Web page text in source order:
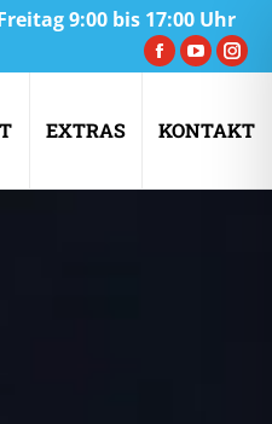
9:00 bis 17:00 Uhr
Facebook
opens
new
opens
newnew
EXTRAS KONTAKT